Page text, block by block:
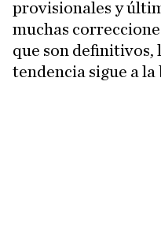
provisionales y
muchas
que son definitivos,
tendencia sigue a la